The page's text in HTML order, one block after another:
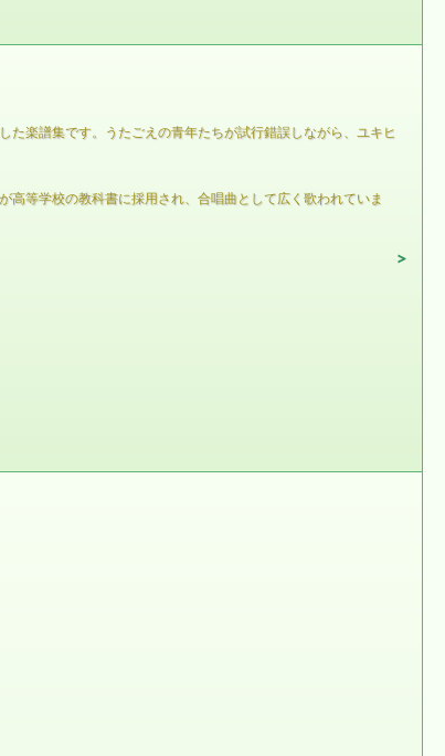
楽譜集です。うたごえの青年たちが試行錯誤しながら、ユキヒ
等学校の教科書に採用され、合唱曲として広く歌われていま